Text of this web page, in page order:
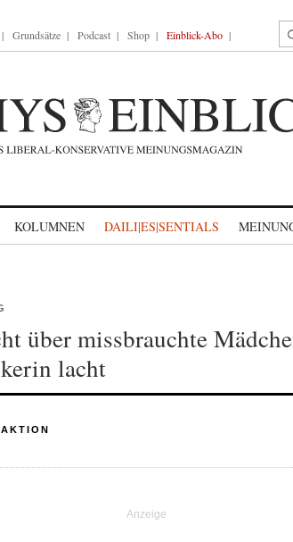
Grundsätze Podcast Shop Einblick-Abo
KOLUMNEN DAILI|ES|SENTIALS
über missbrauchte
lacht